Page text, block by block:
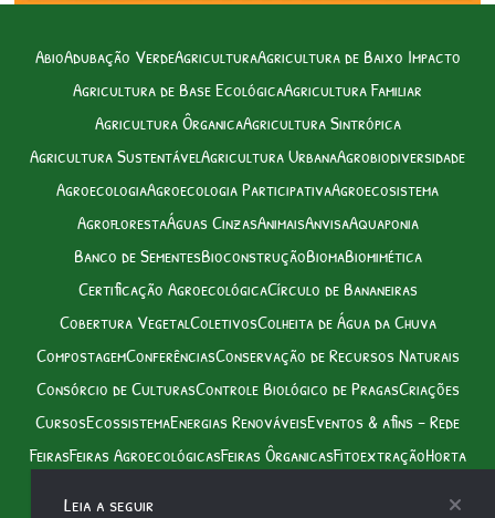
AbioAdubação VerdeAgriculturaAgricultura de Baixo Impacto
Agricultura de Base EcológicaAgricultura Familiar
Agricultura ÔrganicaAgricultura Sintrópica
Agricultura SustentávelAgricultura UrbanaAgrobiodiversidade
AgroecologiaAgroecologia ParticipativaAgroecosistema
AgroflorestaÁguas CinzasAnimaisAnvisaAquaponia
Banco de SementesBioconstruçãoBiomaBiomimética
Certificação AgroecológicaCírculo de Bananeiras
Cobertura VegetalColetivosColheita de Água da Chuva
CompostagemConferênciasConservação de Recursos Naturais
Consórcio de CulturasControle Biológico de PragasCriações
CursosEcossistemaEnergias RenováveisEventos & afins – Rede
FeirasFeiras AgroecológicasFeiras ÔrganicasFitoextraçãoHorta
Leia a seguir